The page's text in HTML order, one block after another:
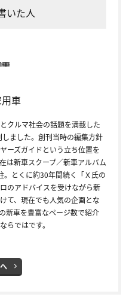
いた人
車
クルマ社会の話題を満載した
ました。創刊当時の編集方針
ーズガイドという立ち位置を
は新車スクープ／新車アルバム
。とくに約30年間続く「Ｘ氏の
のアドバイスを受けながら新
て、現在でも人気の企画とな
新車を豊富なページ数で紹介
らではです。